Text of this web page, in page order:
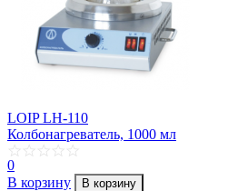
LOIP LH-110
Колбонагреватель, 1000 мл
0
В корзину
В корзину